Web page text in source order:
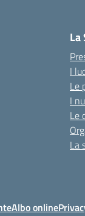
La
I
Le
I
Le
La
Albo online